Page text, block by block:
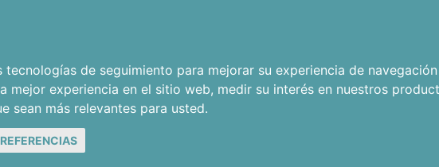
de seguimiento para mejorar su experiencia de
mejor experiencia en el sitio web, medir su interés en nuestros
sean más relevantes para usted.